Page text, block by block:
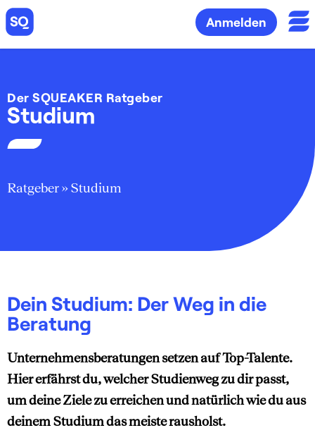
Anmelden
Der SQUEAKER Ratgeber
Studium
Ratgeber»Studium
Dein Studium: Der Weg in die
Beratung
Unternehmensberatungen setzen auf Top-Talente.
Hier erfährst du, welcher Studienweg zu dir passt,
um deine Ziele zu erreichen und natürlich wie du aus
deinem Studium das meiste rausholst.